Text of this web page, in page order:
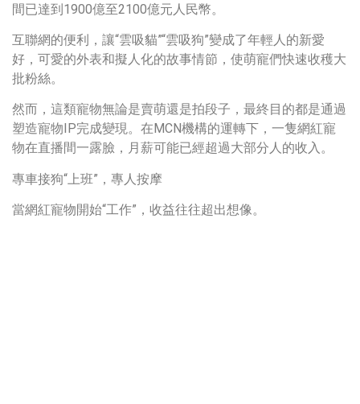
間已達到1900億至2100億元人民幣。
互聯網的便利，讓“雲吸貓”“雲吸狗”變成了年輕人的新愛
好，可愛的外表和擬人化的故事情節，使萌寵們快速收穫大
批粉絲。
然而，這類寵物無論是賣萌還是拍段子，最終目的都是通過
塑造寵物IP完成變現。在MCN機構的運轉下，一隻網紅寵
物在直播間一露臉，月薪可能已經超過大部分人的收入。
專車接狗“上班”，專人按摩
當網紅寵物開始“工作”，收益往往超出想像。